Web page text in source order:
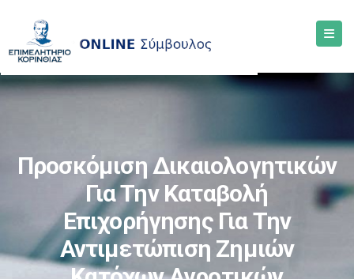
Προσκόμιση Δικαιολογητικών
Για Την Καταβολή
Επιχορήγησης Για Την
Αντιμετώπιση Ζημιών